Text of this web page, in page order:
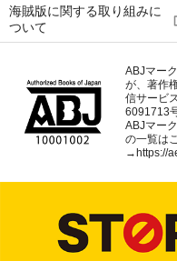
海賊版に関する取り組みに
ついて
ABJマー
が、著作
信サービ
6091713
ABJマー
の一覧は
→https://